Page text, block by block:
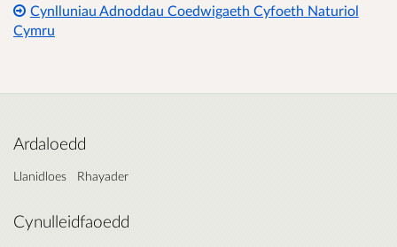
Cynlluniau Adnoddau Coedwigaeth Cyfoeth Naturiol
Cymru
Ardaloedd
Llanidloes Rhayader
Cynulleidfaoedd